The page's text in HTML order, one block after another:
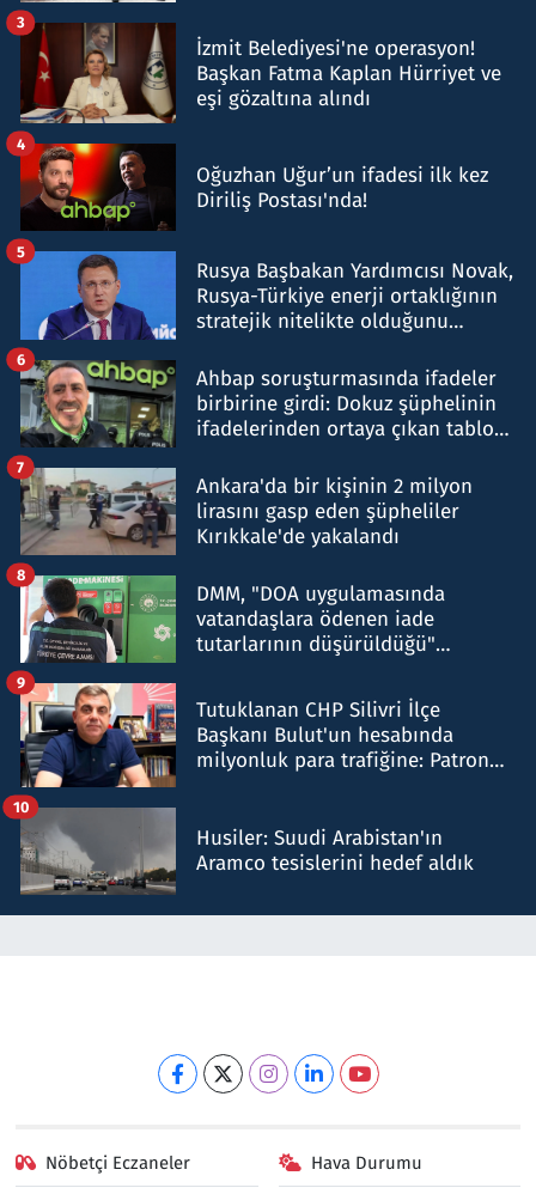
İzmit Belediyesi'ne operasyon!
Başkan Fatma Kaplan Hürriyet ve
eşi gözaltına alındı
3
Oğuzhan Uğur’un ifadesi ilk kez
Diriliş Postası'nda!
4
Rusya Başbakan Yardımcısı Novak,
Rusya-Türkiye enerji ortaklığının
stratejik nitelikte olduğunu
5
Ahbap soruşturmasında ifadeler
birbirine girdi: Dokuz şüphelinin
ifadelerinden ortaya çıkan tablo
6
Ankara'da bir kişinin 2 milyon
lirasını gasp eden şüpheliler
Kırıkkale'de yakalandı
7
DMM, "DOA uygulamasında
vatandaşlara ödenen iade
tutarlarının düşürüldüğü"
8
Tutuklanan CHP Silivri İlçe
Başkanı Bulut'un hesabında
milyonluk para trafiğine: Patron
9
Husiler: Suudi Arabistan'ın
Aramco tesislerini hedef aldık
10
Nöbetçi Eczaneler Hava Durumu